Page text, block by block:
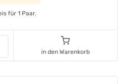
für 1 Paar.
in den Warenkorb